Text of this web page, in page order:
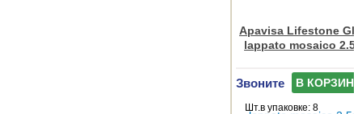
Apavisa Lifestone
lappato mosaico
Звоните В КОРЗИНУ
Шт.в упаковке: 8